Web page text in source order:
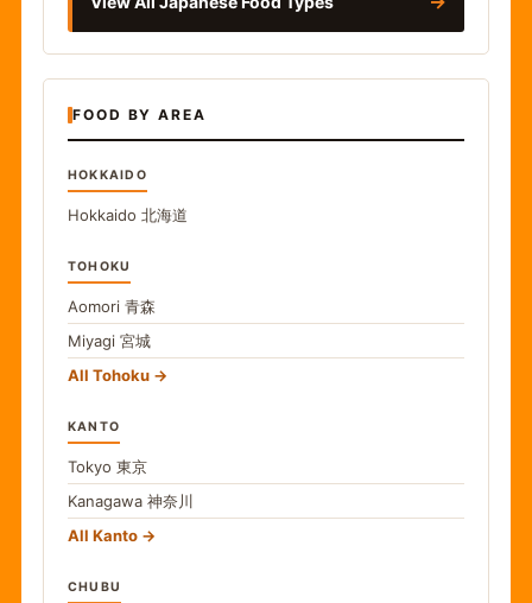
FOOD BY AREA
HOKKAIDO
Hokkaido 北海道
TOHOKU
Aomori 青森
Miyagi 宮城
All Tohoku
KANTO
Tokyo 東京
Kanagawa 神奈川
All Kanto
CHUBU